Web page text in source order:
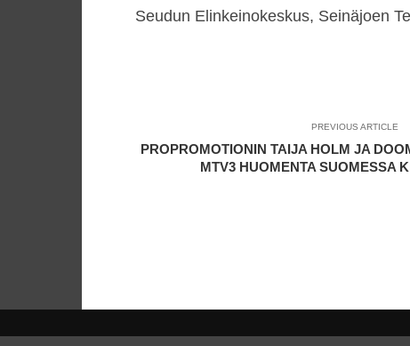
Seudun Elinkeinokeskus, Seinäjoen
PREVIOUS ARTICLE
PROPROMOTIONIN TAIJA HOLM JA
MTV3 HUOMENTA SUOMESSA